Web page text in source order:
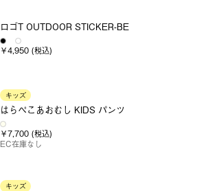
ロゴT OUTDOOR STICKER-BE
￥4,950 (税込)
キッズ
はらぺこあおむし KIDS パンツ
￥7,700 (税込)
EC在庫なし
キッズ